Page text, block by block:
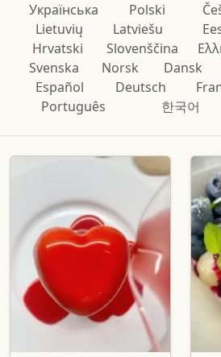
Українська Polski
Lietuvių
Latviešu
Hrvatski
Slovenščina
Svenska
Norsk Dansk
Español
Deutsch
Português
한국어